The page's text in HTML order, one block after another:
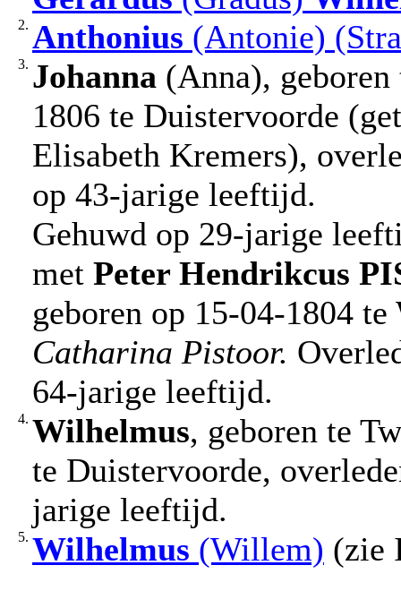
2. Anthonius (Antonie)
3. Johanna (Anna),
1806 te Duistervoorde
Elisabeth Kremers),
op 43-jarige leeftijd.
Gehuwd op 29-jarige
met Peter Hendrikcus
geboren op 15-04-1804
Catharina Pistoor.
64-jarige leeftijd.
4. Wilhelmus, geboren te
te Duistervoorde,
jarige leeftijd.
5. Wilhelmus (Willem) (zie